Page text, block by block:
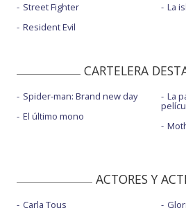
Street Fighter
Resident Evil
La
CARTELERA
Spider-man: Brand new day
El último mono
La
ACTORES Y
Carla Tous